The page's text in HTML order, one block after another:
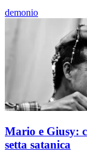
demonio
Mario e Giusy:
setta satanica